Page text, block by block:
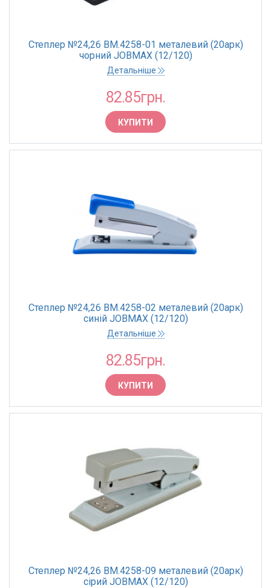
Степлер №24,26 BM.4258-01 металевий (20арк)
чорний JOBMAX (12/120)
Детальніше
82.85грн.
КУПИТИ
Степлер №24,26 BM.4258-02 металевий (20арк)
синій JOBMAX (12/120)
Детальніше
82.85грн.
КУПИТИ
Степлер №24,26 BM.4258-09 металевий (20арк)
сірий JOBMAX (12/120)